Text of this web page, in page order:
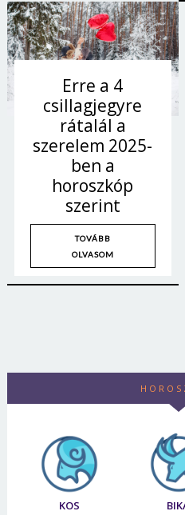
Erre a 4
csillagjegyre
rátalál a
szerelem 2025-
ben a
horoszkóp
szerint
TOVÁBB
OLVASOM
KOS
Borsonline
E-mail cím vagy